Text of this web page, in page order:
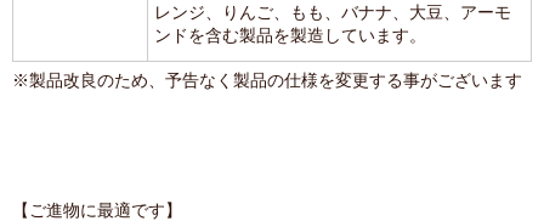
レンジ、りんご、もも、バナナ、大豆、アーモ
ンドを含む製品を製造しています。
※製品改良のため、予告なく製品の仕様を変更する事がございます
【ご進物に最適です】